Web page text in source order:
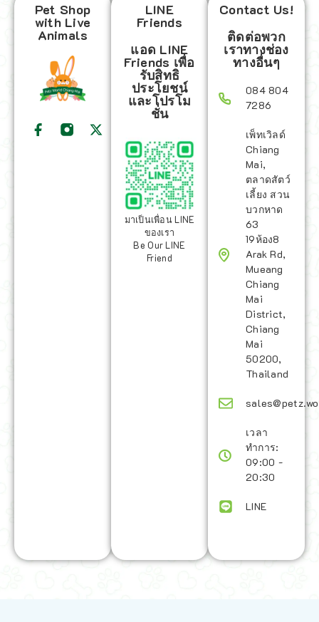
Pet Shop
with Live
Animals
LINE
Friends
แอด LINE
Friends เพื่อ
รับสิทธิ
ประโยชน์
และโปรโม
ชั่น
มาเป็นเพื่อน LINE
ของเรา
Be Our LINE
Friend
Contact Us!
ติดต่อพวก
เราทางช่อง
ทางอื่นๆ
084 804
7286
เพ็ทเวิลด์
Chiang
Mai,
ตลาดสัตว์
เลี้ยง สวน
บวกหาด
63
19ห้อง8
Arak Rd,
Mueang
Chiang
Mai
District,
Chiang
Mai
50200,
Thailand
เวลา
ทำการ:
09:00 -
20:30
LINE